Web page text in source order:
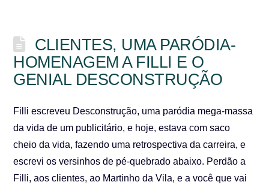
CLIENTES, UMA PARÓDIA-
HOMENAGEM A FILLI E O
GENIAL DESCONSTRUÇÃO
Filli escreveu Desconstrução, uma paródia mega-massa
da vida de um publicitário, e hoje, estava com saco
cheio da vida, fazendo uma retrospectiva da carreira, e
escrevi os versinhos de pé-quebrado abaixo. Perdão a
Filli, aos clientes, ao Martinho da Vila, e a você que vai